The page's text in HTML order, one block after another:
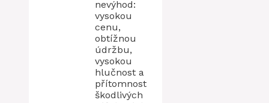
nevýhod:
vysokou
cenu,
obtížnou
údržbu,
vysokou
hlučnost a
přítomnost
škodlivých